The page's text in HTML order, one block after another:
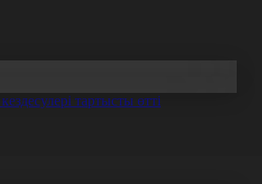
тартысты өтті